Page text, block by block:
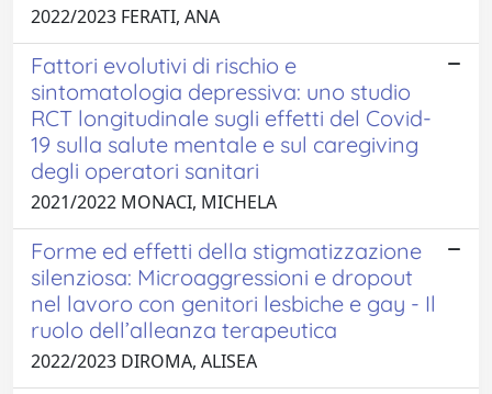
2022/2023 FERATI, ANA
Fattori evolutivi di rischio e
sintomatologia depressiva: uno studio
RCT longitudinale sugli effetti del Covid-
19 sulla salute mentale e sul caregiving
degli operatori sanitari
2021/2022 MONACI, MICHELA
Forme ed effetti della stigmatizzazione
silenziosa: Microaggressioni e dropout
nel lavoro con genitori lesbiche e gay - Il
ruolo dell’alleanza terapeutica
2022/2023 DIROMA, ALISEA